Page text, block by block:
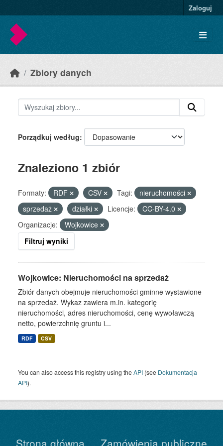
Zaloguj
Zbiory danych
Porządkuj według
Znaleziono 1 zbiór
Formaty: RDF CSV Tagi:
nieruchomości
sprzedaż
działki Licencje:
CC-BY-4.0
Organizacje:
Wojkowice
Filtruj wyniki
Wojkowice: Nieruchomości na sprzedaż
Zbiór danych obejmuje nieruchomości gminne wystawione
na sprzedaż. Wykaz zawiera m.in. kategorię
nieruchomości, adres nieruchomości, cenę wywoławczą
netto, powierzchnię gruntu i...
RDF CSV
You can also access this registry using theAPI (see Dokumentacja
API).
Strona główna Zamówienia publiczne